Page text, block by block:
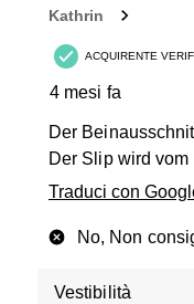
Kathrin
ACQUIRENTE
4 mesi fa
Der
Der Slip wird
Traduci con
No, Non
Vestibilità